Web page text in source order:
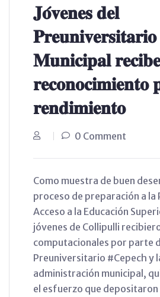
𝐉𝐨́𝐯𝐞𝐧𝐞𝐬 𝐝𝐞𝐥
𝐏𝐫𝐞𝐮𝐧𝐢𝐯𝐞𝐫𝐬𝐢𝐭𝐚𝐫𝐢𝐨
𝐌𝐮𝐧𝐢𝐜𝐢𝐩𝐚𝐥
𝐫𝐞𝐜𝐨𝐧𝐨𝐜𝐢𝐦𝐢𝐞𝐧𝐭𝐨
𝐫𝐞𝐧𝐝𝐢𝐦𝐢𝐞𝐧𝐭𝐨
0 Comment
Como muestra de buen
proceso de preparación a la
Acceso a la Educación
jóvenes de Collipulli
computacionales por parte
Preuniversitario #Cepech y
administración municipal,
el esfuerzo que depositaron